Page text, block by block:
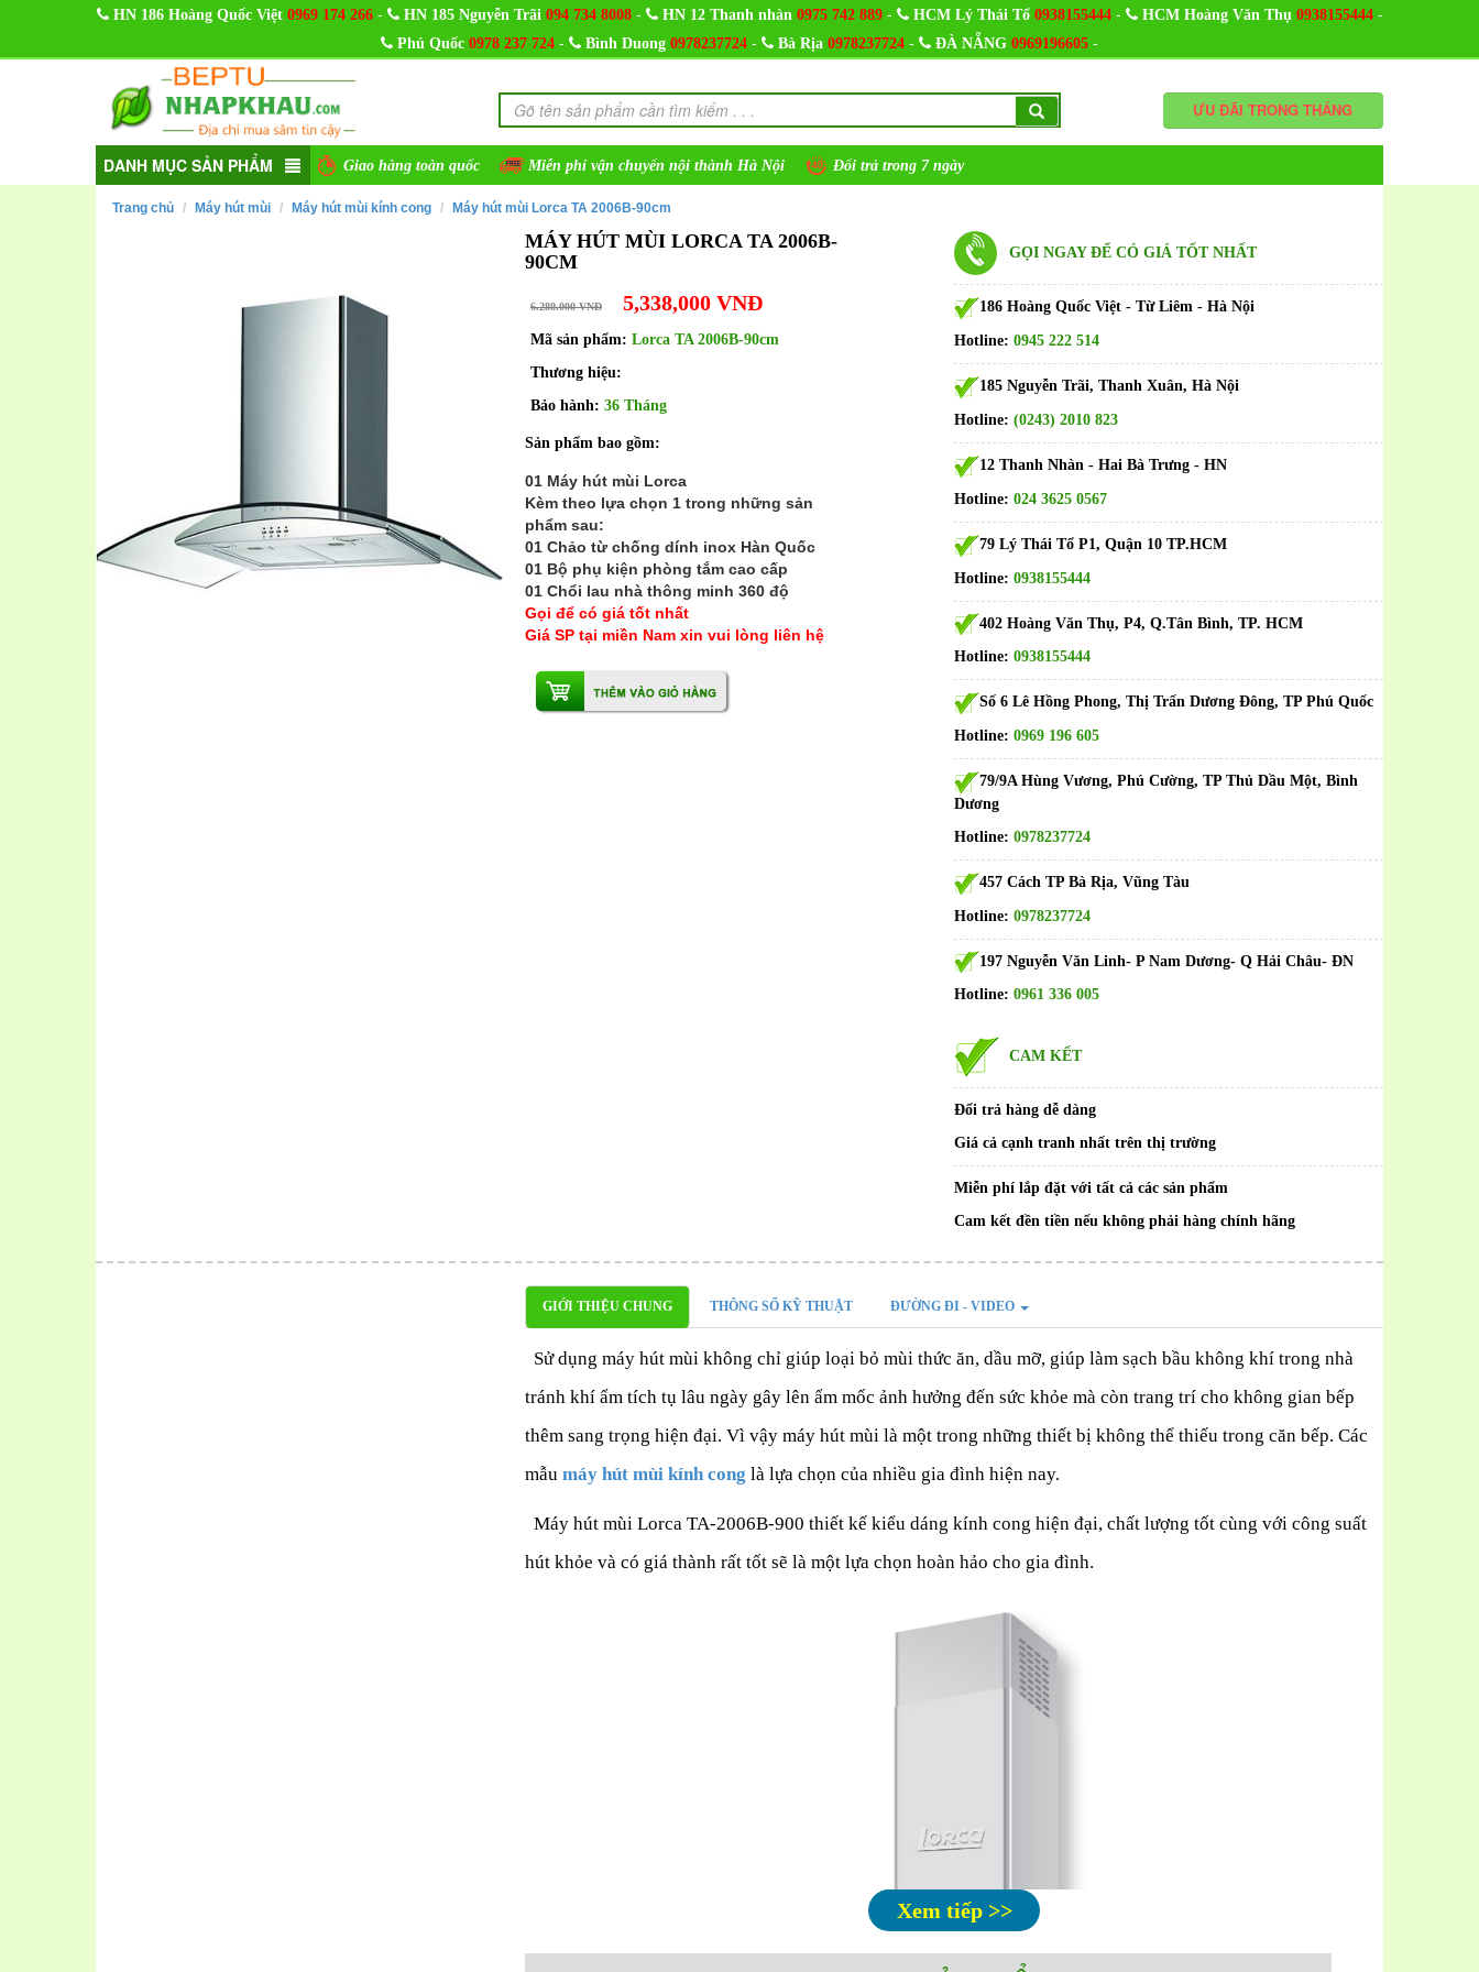
HN 186 Hoàng Quốc Việt 0969 174 266- HN 185 Nguyễn Trãi 094 734 8008- HN 12 Thanh nhàn 0975 742 889- HCM Lý Thái Tổ 0938155444- HCM Hoàng Văn Thụ 0938155444-
Phú Quốc 0978 237 724 - Bình Duong 0978237724 - Bà Rịa 0978237724 - ĐÀ NẴNG 0969196605 -
ƯU ĐÃI TRONG THÁNG
DANH MỤC SẢN PHẨM Giao hàng toàn quốc Miễn phí vận chuyển nội thành Hà Nội Đổi trả trong 7 ngày
Trang chủ Máy hút mùi Máy hút mùi kính cong Máy hút mùi Lorca TA 2006B-90cm
MÁY HÚT MÙI LORCA TA 2006B-
90CM
6.280.000 VNĐ 5,338,000 VNĐ
Mã sản phẩm: Lorca TA 2006B-90cm
Thương hiệu:
Bảo hành: 36 Tháng
Sản phẩm bao gồm:
01 Máy hút mùi Lorca
Kèm theo lựa chọn 1 trong những sản
phẩm sau:
01 Chảo từ chống dính inox Hàn Quốc
01 Bộ phụ kiện phòng tắm cao cấp
01 Chổi lau nhà thông minh 360 độ
Gọi để có giá tốt nhất
Giá SP tại miền Nam xin vui lòng liên hệ
GỌI NGAY ĐỂ CÓ GIÁ TỐT NHẤT
186 Hoàng Quốc Việt - Từ Liêm - Hà Nội
Hotline: 0945 222 514
185 Nguyễn Trãi, Thanh Xuân, Hà Nội
Hotline: (0243) 2010 823
12 Thanh Nhàn - Hai Bà Trưng - HN
Hotline: 024 3625 0567
79 Lý Thái Tổ P1, Quận 10 TP.HCM
Hotline: 0938155444
402 Hoàng Văn Thụ, P4, Q.Tân Bình, TP. HCM
Hotline: 0938155444
Số 6 Lê Hồng Phong, Thị Trấn Dương Đông, TP Phú Quốc
Hotline: 0969 196 605
79/9A Hùng Vương, Phú Cường, TP Thủ Dầu Một, Bình
Dương
Hotline: 0978237724
457 Cách TP Bà Rịa, Vũng Tàu
Hotline: 0978237724
197 Nguyễn Văn Linh- P Nam Dương- Q Hải Châu- ĐN
Hotline: 0961 336 005
CAM KẾT
Đổi trả hàng dễ dàng
Giá cả cạnh tranh nhất trên thị trường
Miễn phí lắp đặt với tất cả các sản phẩm
Cam kết đền tiền nếu không phải hàng chính hãng
GIỚI THIỆU CHUNG THÔNG SỐ KỸ THUẬT ĐƯỜNG ĐI - VIDEO
Sử dụng máy hút mùi không chỉ giúp loại bỏ mùi thức ăn, dầu mỡ, giúp làm sạch bầu không khí trong nhà
tránh khí ẩm tích tụ lâu ngày gây lên ẩm mốc ảnh hưởng đến sức khỏe mà còn trang trí cho không gian bếp
thêm sang trọng hiện đại. Vì vậy máy hút mùi là một trong những thiết bị không thể thiếu trong căn bếp. Các
mẫu máy hút mùi kính cong là lựa chọn của nhiều gia đình hiện nay.
Máy hút mùi Lorca TA-2006B-900 thiết kế kiểu dáng kính cong hiện đại, chất lượng tốt cùng với công suất
hút khỏe và có giá thành rất tốt sẽ là một lựa chọn hoàn hảo cho gia đình.
Xem tiếp >>